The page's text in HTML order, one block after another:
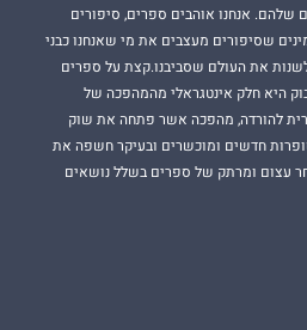
שלהם. אנחנו אוהבים ספרים, סיפורים
שסיפורים מעצבים את מי שאנחנו כבני
את העולם שסביבנו.קצת על ספרים
היא חלק אינטגראלי מהמהפכה של
להורדה, מהפכה אשר פתחה את שוק
חדשים ומוכשרים ובעיקר חשפה את
עצום ומרתק של ספרים בשלל נושאים